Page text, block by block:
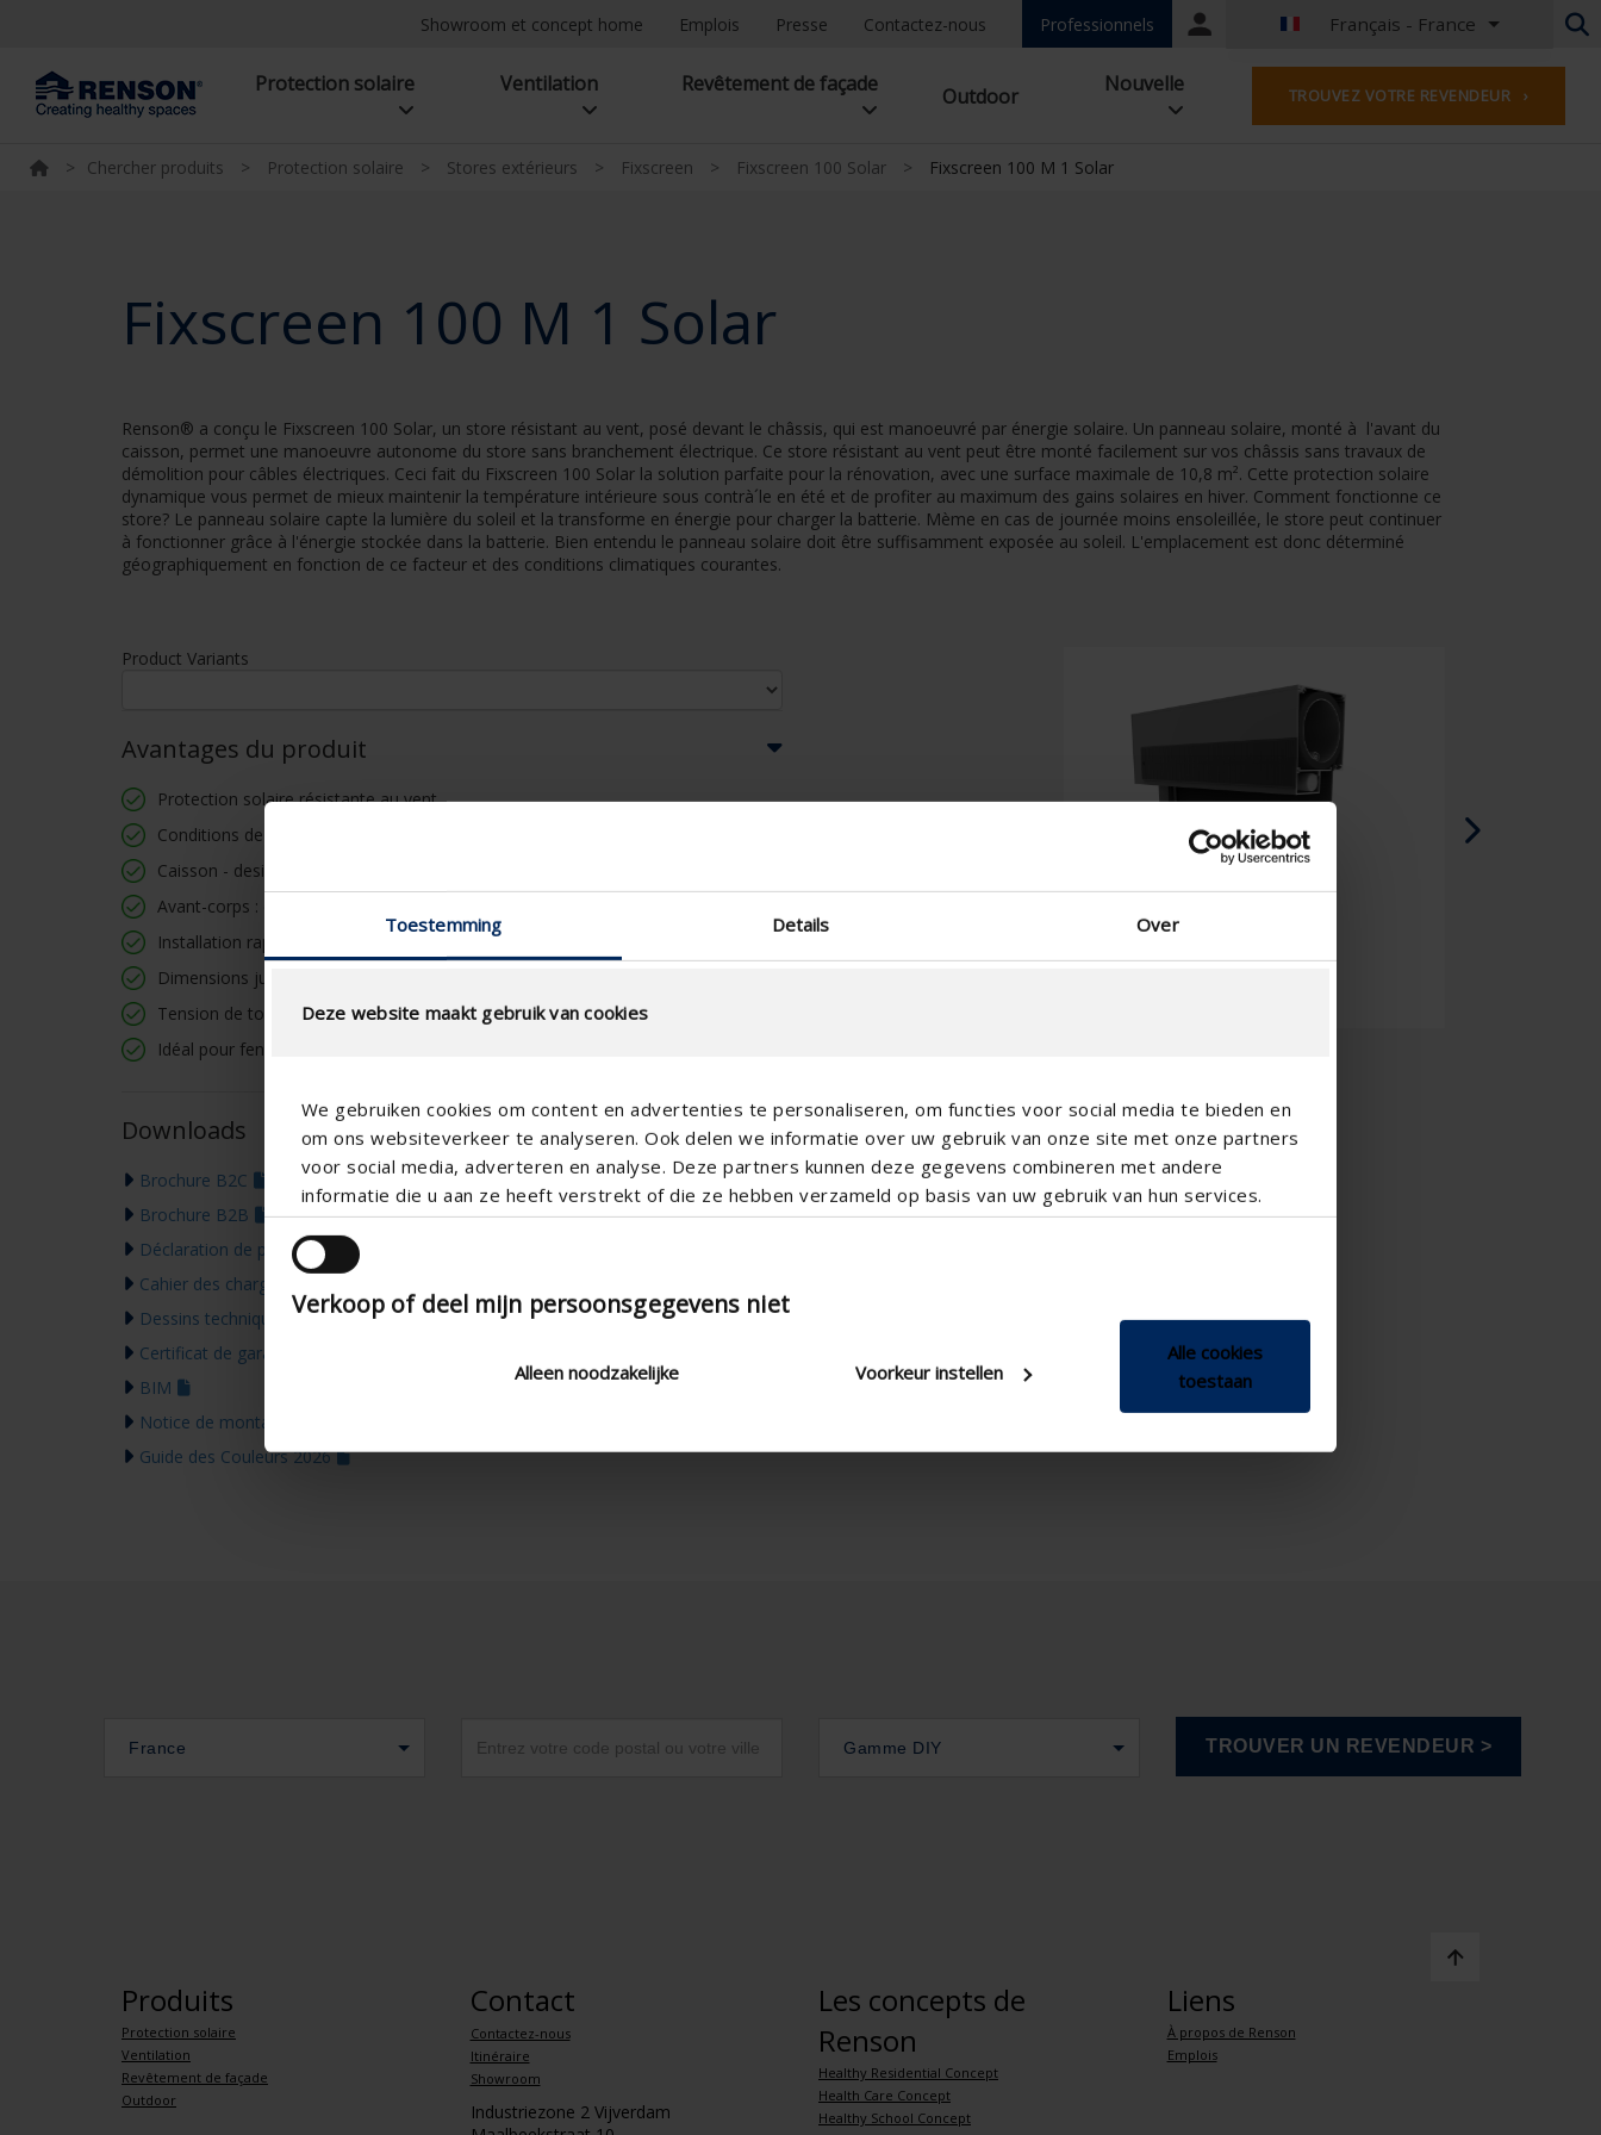
Toestemming Details Over
Deze website maakt gebruik van cookies
We gebruiken cookies om content en advertenties te personaliseren, om functies voor social media te bieden en
om ons websiteverkeer te analyseren. Ook delen we informatie over uw gebruik van onze site met onze partners
voor social media, adverteren en analyse. Deze partners kunnen deze gegevens combineren met andere
informatie die u aan ze heeft verstrekt of die ze hebben verzameld op basis van uw gebruik van hun services.
Verkoop of deel mijn persoonsgegevens niet
Alleen noodzakelijke Voorkeur instellen
Alle cookies
toestaan
Showroom et concept home Emplois Presse Contactez-nous Professionnels
Portal
Français - France
Néerlandais - Belgique
Français - Belgique
Néerlandais - Pays-Bas
Hongrois - Hongrie
Italien - Italie
Polonais - Pologne
Espagnol - l'Espagne
Danois - Danemark
Moyen Orient
Chinois - Chine
Protection solaire Ventilation Revêtement de façade Outdoor Nouvelle TROUVEZ VOTRE REVENDEUR ›
> Chercher produits > Protection solaire > Stores extérieurs > Fixscreen > Fixscreen 100 Solar > Fixscreen 100 M 1 Solar
Fixscreen 100 M 1 Solar
Renson® a conçu le Fixscreen 100 Solar, un store résistant au vent, posé devant le châssis, qui est manoeuvré par énergie solaire. Un panneau solaire, monté à l'avant du
caisson, permet une manoeuvre autonome du store sans branchement électrique. Ce store résistant au vent peut être monté facilement sur vos châssis sans travaux de
démolition pour câbles électriques. Ceci fait du Fixscreen 100 Solar la solution parfaite pour la rénovation, avec une surface maximale de 10,8 m². Cette protection solaire
dynamique vous permet de mieux maintenir la température intérieure sous contrà´le en été et de profiter au maximum des gains solaires en hiver. Comment fonctionne ce
store? Le panneau solaire capte la lumière du soleil et la transforme en énergie pour charger la batterie. Mème en cas de journée moins ensoleillée, le store peut continuer
à fonctionner grâce à l'énergie stockée dans la batterie. Bien entendu le panneau solaire doit être suffisamment exposée au soleil. L'emplacement est donc déterminé
géographiquement en fonction de ce facteur et des conditions climatiques courantes.
Product Variants
Avantages du produit
Protection solaire résistante au vent
Conditions de garantie élargies
Caisson - design Square
Avant-corps : devant le châssis à l'extérieur
Installation rapide, sûr et facile
Dimensions jusqu'à 10,8 m²
Tension de toile révolutionnaire
Idéal pour fenêtres existantes
Downloads
Brochure B2C
Brochure B2B
Déclaration de performance
Cahier des charges
Dessins techniques
Certificat de garantie
BIM
Notice de montage
Guide des Couleurs 2026
France Gamme DIY
Produits
Protection solaire
Ventilation
Revêtement de façade
Outdoor
Contact
Contactez-nous
Itinéraire
Showroom
Industriezone 2 Vijverdam
Les concepts de
Renson
Healthy Residential Concept
Health Care Concept
Healthy School Concept
Liens
À propos de Renson
Emplois